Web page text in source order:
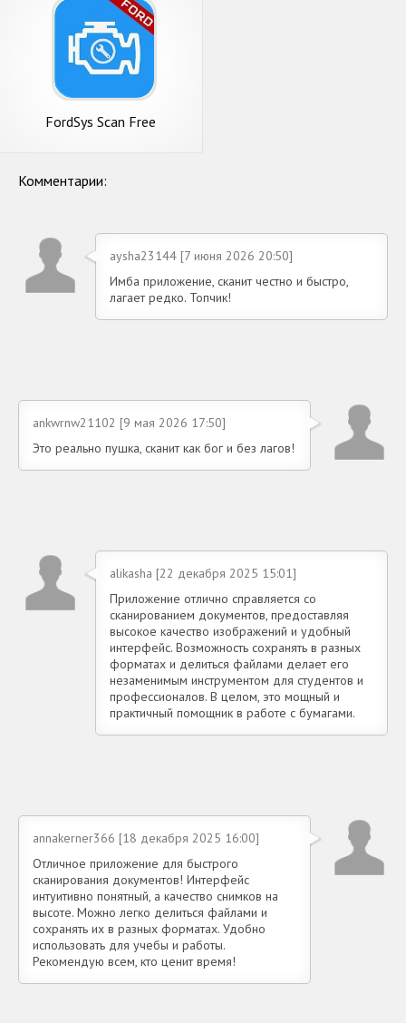
FordSys Scan Free
Комментарии:
aysha23144 [7 июня 2026 20:50]
Имба приложение, сканит честно и быстро,
лагает редко. Топчик!
ankwrnw21102 [9 мая 2026 17:50]
Это реально пушка, сканит как бог и без лагов!
alikasha [22 декабря 2025 15:01]
Приложение отлично справляется со
сканированием документов, предоставляя
высокое качество изображений и удобный
интерфейс. Возможность сохранять в разных
форматах и делиться файлами делает его
незаменимым инструментом для студентов и
профессионалов. В целом, это мощный и
практичный помощник в работе с бумагами.
annakerner366 [18 декабря 2025 16:00]
Отличное приложение для быстрого
сканирования документов! Интерфейс
интуитивно понятный, а качество снимков на
высоте. Можно легко делиться файлами и
сохранять их в разных форматах. Удобно
использовать для учебы и работы.
Рекомендую всем, кто ценит время!